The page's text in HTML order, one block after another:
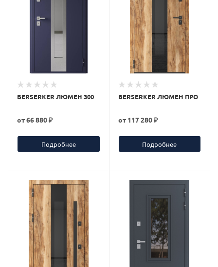
BERSERKER ЛЮМЕН 300
от66 880 ₽
Подробнее
BERSERKER ЛЮМЕН ПРО
от 117 280 ₽
Подробнее